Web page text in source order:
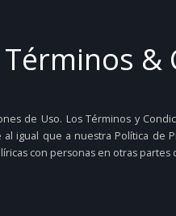
Términos &
de Uso. Los Términos y
igual que a nuestra Política de
con personas en otras partes